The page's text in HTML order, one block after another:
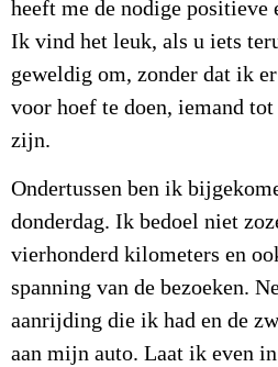
heeft me de nodige positieve
Ik vind het leuk, als u iets
geweldig om, zonder dat ik
voor hoef te doen, iemand
zijn.
Ondertussen ben ik
donderdag. Ik bedoel niet
vierhonderd kilometers en
spanning van de bezoeken.
aanrijding die ik had en de
aan mijn auto. Laat ik even